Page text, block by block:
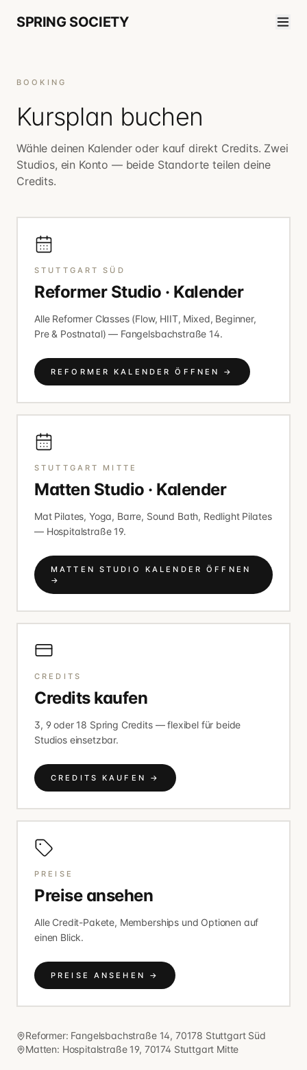
SPRING SOCIETY
BOOKING
Kursplan buchen
Wähle deinen Kalender oder kauf direkt Credits. Zwei
Studios, ein Konto — beide Standorte teilen deine
Credits.
STUTTGART SÜD
Reformer Studio · Kalender
Alle Reformer Classes (Flow, HIIT, Mixed, Beginner,
Pre & Postnatal) — Fangelsbachstraße 14.
REFORMER KALENDER ÖFFNEN →
STUTTGART MITTE
Matten Studio · Kalender
Mat Pilates, Yoga, Barre, Sound Bath, Redlight Pilates
— Hospitalstraße 19.
MATTEN STUDIO KALENDER ÖFFNEN
→
CREDITS
Credits kaufen
3, 9 oder 18 Spring Credits — flexibel für beide
Studios einsetzbar.
CREDITS KAUFEN →
PREISE
Preise ansehen
Alle Credit-Pakete, Memberships und Optionen auf
einen Blick.
PREISE ANSEHEN →
Reformer: Fangelsbachstraße 14, 70178 Stuttgart Süd
Matten: Hospitalstraße 19, 70174 Stuttgart Mitte